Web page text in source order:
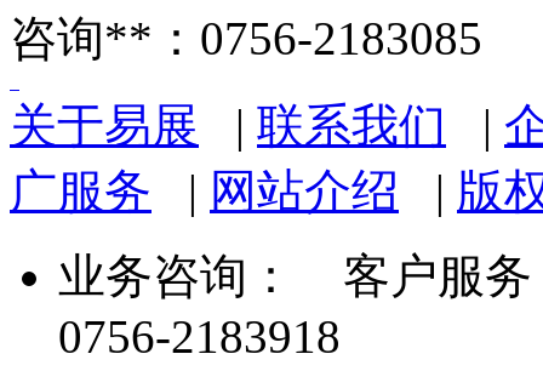
咨询**：0756-2183085
关于易展 | 联系我们 |
广服务 | 网站介绍 | 版
业务咨询：
客户服务
0756-2183918